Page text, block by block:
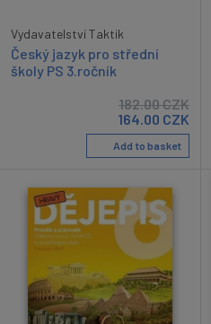
Vydavatelství Taktik
Český jazyk pro střední
školy PS 3.ročník
182.00CZK
164.00 CZK
Add to basket